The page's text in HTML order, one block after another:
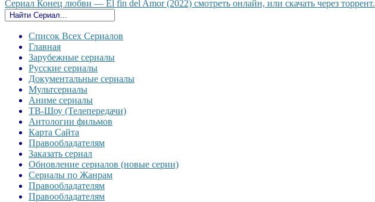
Сериал Конец любви — El fin del Amor (2022) смотреть онлайн, или скачать через торрент.
Список Всех Сериалов
Главная
Зарубежные сериалы
Русские сериалы
Документальные сериалы
Мультсериалы
Аниме сериалы
ТВ-Шоу (Телепередачи)
Антологии фильмов
Карта Сайта
Правообладателям
Заказать сериал
Обновление сериалов (новые серии)
Сериалы по Жанрам
Правообладателям
Правообладателям